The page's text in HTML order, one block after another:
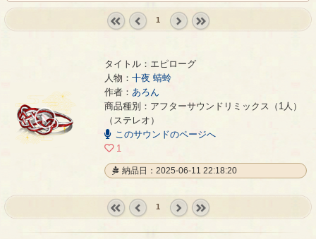
1
エピローグ - あろん
04:30
タイトル：エピローグ
人物： 十夜 蜻蛉
作者： あろん
商品種別：アフターサウンドリミックス（1人）
（ステレオ）
このサウンドのページへ
1
納品日：2025-06-11 22:18:20
1